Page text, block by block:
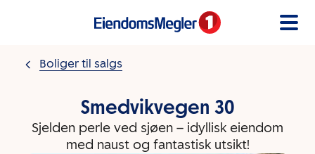
Boliger til salgs
Smedvikvegen 30
Sjelden perle ved sjøen – idyllisk eiendom
med naust og fantastisk utsikt!